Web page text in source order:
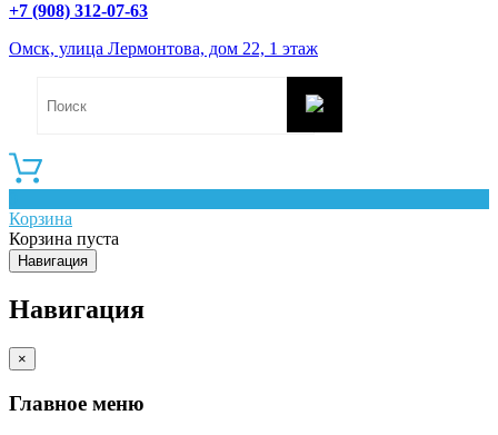
+7 (908) 312-07-63
Омск, улица Лермонтова, дом 22, 1 этаж
Корзина
Корзина пуста
Навигация
Навигация
×
Главное меню